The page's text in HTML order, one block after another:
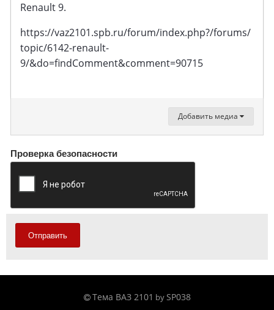
Renault 9.
https://vaz2101.spb.ru/forum/index.php?/forums/
topic/6142-renault-
9/&do=findComment&comment=90715
Добавить медиа
Проверка безопасности
Отправить
Тема ВАЗ 2101 by SP038